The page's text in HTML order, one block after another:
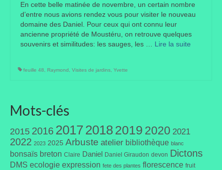
Autres
Bibliothèque
Nouveautés
Revues
Evénements
Amis jardiniers du Devon
Fête des plantes
Florescence
En cette belle matinée de novembre, un certain nombre
d’entre nous avions rendez vous pour visiter le nouveau
domaine des Daniel. Pour ceux qui ont connu leur
ancienne propriété de Moustéru, on retrouve quelques
souvenirs et similitudes: les sauges, les … Lire la suite­­
feuille 48 Raymond Visites de jardins Yvette
Mots-clés
2015 2016 201720182019 2020 2021
2022 2023 2025 Arbuste atelier bibliothèque blanc
bonsaïs breton Claire Daniel Daniel Giraudon devon Dictons
DMS ecologie expression fete des plantes florescence fruit